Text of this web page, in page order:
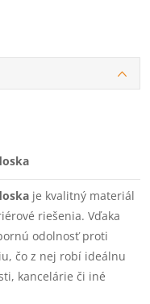
je kvalitný materiál
riešenia. Vďaka
odolnosť proti
čo z nej robí ideálnu
kancelárie či iné